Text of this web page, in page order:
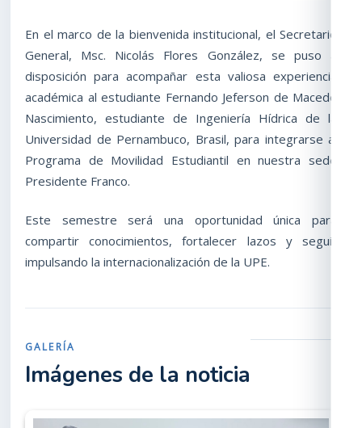
En el marco de la bienvenida institucional, el Secretario
General, Msc. Nicolás Flores González, se puso a
disposición para acompañar esta valiosa experiencia
académica al estudiante Fernando Jeferson de Macedo
Nascimiento, estudiante de Ingeniería Hídrica de la
Universidad de Pernambuco, Brasil, para integrarse al
Programa de Movilidad Estudiantil en nuestra sede
Presidente Franco.
Este semestre será una oportunidad única para
compartir conocimientos, fortalecer lazos y seguir
impulsando la internacionalización de la UPE.
GALERÍA
Imágenes de la noticia